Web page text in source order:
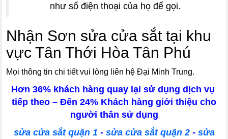
như số điện thoại của họ để gọi.
Nhận Sơn sửa cửa sắt tại khu
vực Tân Thới Hòa Tân Phú
Mọi thông tin chi tiết vui lòng liên hệ Đại Minh Trung.
Hơn 36% khách hàng quay lại sử dụng dịch vụ
tiếp theo – Đến 24% Khách hàng giới thiệu cho
người thân sử dụng
sửa cửa sắt quận 1 - sửa cửa sắt quận 2- sửa